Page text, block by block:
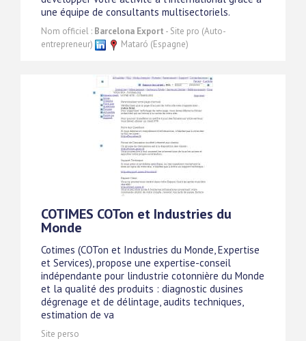
une équipe de consultants multisectoriels.
Nom officiel : Barcelona Export - Site pro (Auto-
entrepreneur)
Mataró (Espagne)
COTIMES COTon et Industries du
Monde
Cotimes (COTon et Industries du Monde, Expertise
et Services), propose une expertise-conseil
indépendante pour lindustrie cotonnière du Monde
et la qualité des produits : diagnostic dusines
dégrenage et de délintage, audits techniques,
estimation de va
Site perso